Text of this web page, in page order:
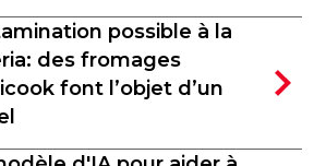
possible à la
des fromages
font l’objet d’un